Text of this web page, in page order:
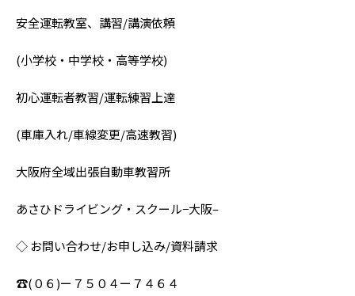
安全運転教室、講習/講演依頼
(小学校・中学校・高等学校)
初心運転者教習/運転練習上達
(車庫入れ/車線変更/高速教習)
大阪府全域出張自動車教習所
あさひドライビング・スクール−大阪–
◇ お問い合わせ/お申し込み/資料請求
☎︎(０６)ー７５０４ー７４６４